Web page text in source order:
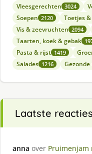
Vleesgerechten 3024
Soepen 2120 Toetjes
Vis & zeevruchten 2094
Taarten, koek & gebak
Pasta & rijst 1419
Salades 1216
Laatste reacties
anna over Pruimenjam